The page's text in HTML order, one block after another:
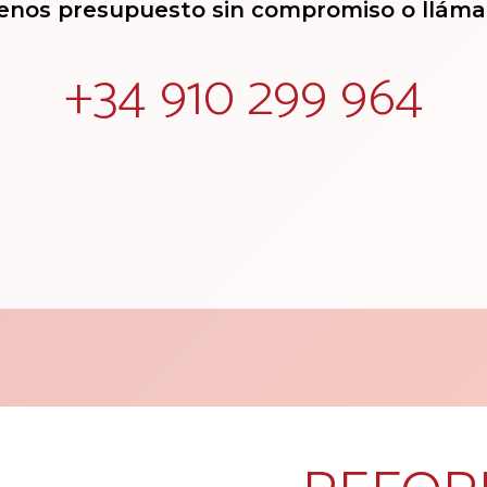
presupuesto sin compromiso o
+34 910 299 964